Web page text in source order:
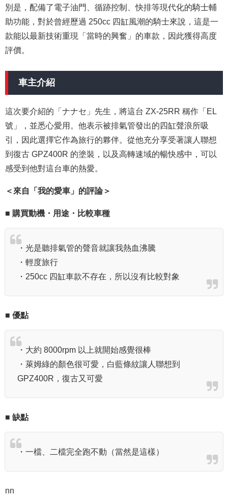
別是，配備了電子油門、循跡控制、快排等現代化的騎士輔
助功能，對於曾經歷過 250cc 四缸風潮的騎士來說，這是一
款能以最新技術重現「當時的興奮」的車款，因此獲得高度
評價。
車主介紹
這次要介紹的「ナナセ」先生，將這台 ZX-25RR 稱作「EL
號」，並悉心愛用。他表示被排氣管發出的四缸聲浪所吸
引，因此選擇它作為旅行的夥伴。從他充分享受著讓人聯想
到復古 GPZ400R 的塗裝，以及高轉速域的暢快感中，可以
感受到他對這台車的熱愛。
＜來自「我的愛車」的評論＞
■ 購買動機・用途・比較車種
・光是聽排氣管的聲音就讓我熱血沸騰
・輕度旅行
・250cc 四缸車款不存在，所以沒有比較對象
■ 優點
・大約 8000rpm 以上就開始感覺很棒
・萊姆綠的顏色很可愛，白藍條紋讓人聯想到
GPZ400R，復古又可愛
■ 缺點
・一檔、二檔完全跑不動（當然是這樣）
nn